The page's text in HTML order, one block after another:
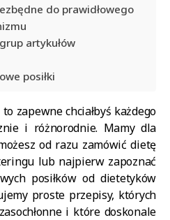
do prawidłowego
artykułów
posiłki
zapewne chciałbyś każdego
i różnorodnie. Mamy dla
od razu zamówić dietę
lub najpierw zapoznać
posiłków od dietetyków
proste przepisy, których
i które doskonale